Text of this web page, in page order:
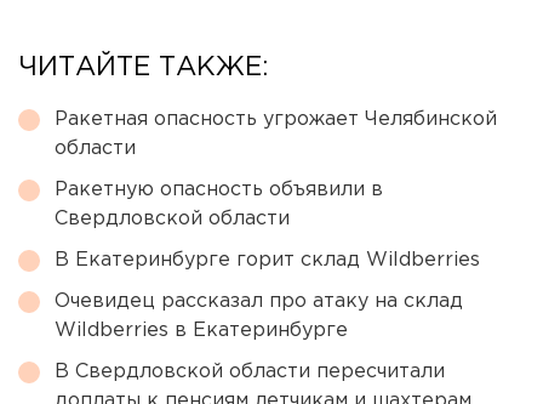
ЧИТАЙТЕ ТАКЖЕ:
Ракетная опасность угрожает Челябинской
области
Ракетную опасность объявили в
Свердловской области
В Екатеринбурге горит склад Wildberries
Очевидец рассказал про атаку на склад
Wildberries в Екатеринбурге
В Свердловской области пересчитали